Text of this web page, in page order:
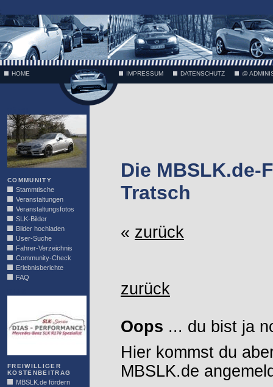
;
HOME IMPRESSUM DATENSCHUTZ @
COMMUNITY
Stammtische
Veranstaltungen
Veranstaltungsfotos
SLK-Bilder
Bilder hochladen
User-Suche
Fahrer-Verzeichnis
Community-Check
Erlebnisberichte
FAQ
FREIWILLIGER
KOSTENBEITRAG
MBSLK.de fördern
Die MBSLK.de-
Tratsch
« zurück
zurück
Oops ... du bist ja
Hier kommst du
MBSLK.de